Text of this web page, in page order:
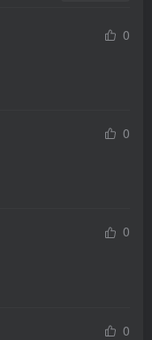
0
0
0
0